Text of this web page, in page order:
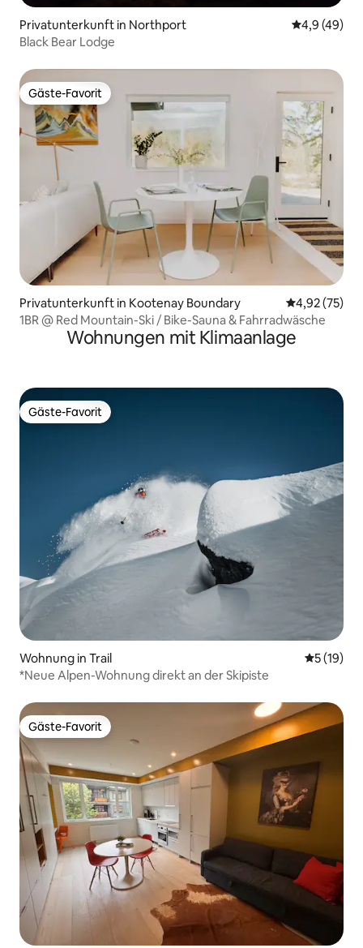
Privatunterkunft in Northport
4,9 (49)
Black Bear Lodge
Gäste-Favorit
Gäste-Favorit
Privatunterkunft in Kootenay Boundary
4,92 (75)
1BR @ Red Mountain-Ski / Bike-Sauna & Fahrradwäsche
Wohnungen mit Klimaanlage
Gäste-Favorit
Gäste-Favorit
Wohnung in Trail
5 (19)
*Neue Alpen-Wohnung direkt an der Skipiste
Gäste-Favorit
Gäste-Favorit